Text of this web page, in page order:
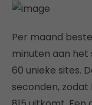
Per maand
minuten aan
60 unieke sites.
seconden,